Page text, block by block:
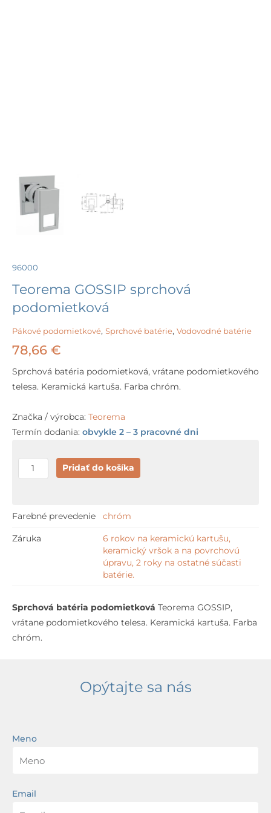
96000
Teorema GOSSIP sprchová
podomietková
Pákové podomietkové, Sprchové batérie, Vodovodné batérie
78,66 €
Sprchová batéria podomietková, vrátane podomietkového
telesa. Keramická kartuša. Farba chróm.
Značka / výrobca: Teorema
Termín dodania: obvykle 2 – 3 pracovné dni
množstvo
Teorema
Pridať do košíka
Farebné prevedenie chróm
Záruka
6 rokov na keramickú kartušu,
keramický vršok a na povrchovú
úpravu, 2 roky na ostatné súčasti
batérie.
Sprchová batéria podomietková Teorema GOSSIP,
vrátane podomietkového telesa. Keramická kartuša. Farba
chróm.
Opýtajte sa nás
Meno
Email